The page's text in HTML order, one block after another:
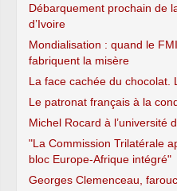
Débarquement prochain de
d’Ivoire
Mondialisation : quand le
fabriquent la misère
La face cachée du chocolat.
Le patronat français à la
Michel Rocard à l’université
"La Commission Trilatérale
bloc Europe-Afrique intégré"
Georges Clemenceau,